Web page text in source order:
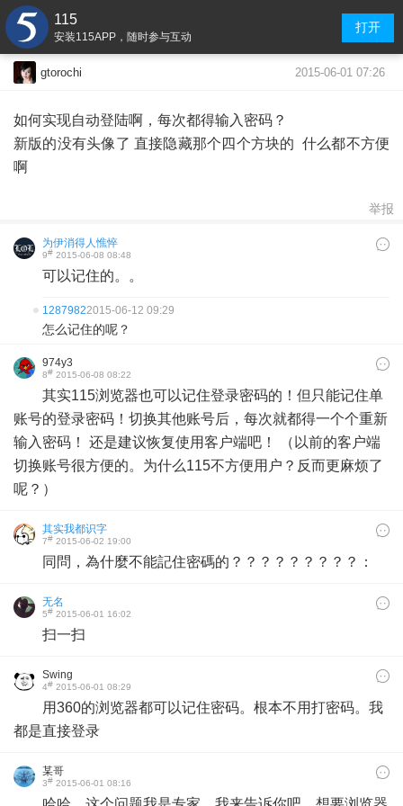
115
安装115APP，随时参与互动
打开
gtorochi 2015-06-01 07:26
如何实现自动登陆啊，每次都得输入密码？
新版的没有头像了 直接隐藏那个四个方块的 什么都不方便
啊
举报
为伊消得人憔悴
9# 2015-06-08 08:48
可以记住的。。
12879822015-06-12 09:29
怎么记住的呢？
974y3
8# 2015-06-08 08:22
其实115浏览器也可以记住登录密码的！但只能记住单
账号的登录密码！切换其他账号后，每次就都得一个个重新
输入密码！ 还是建议恢复使用客户端吧！ （以前的客户端
切换账号很方便的。为什么115不方便用户？反而更麻烦了
呢？）
其实我都识字
7# 2015-06-02 19:00
同問，為什麼不能記住密碼的？？？？？？？？？：
无名
5# 2015-06-01 16:02
扫一扫
Swing
4# 2015-06-01 08:29
用360的浏览器都可以记住密码。根本不用打密码。我
都是直接登录
某哥
3# 2015-06-01 08:16